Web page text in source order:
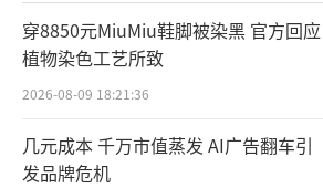
穿8850元MiuMiu鞋脚被染黑 官方回应
植物染色工艺所致
2026-08-09 18:21:36
几元成本 千万市值蒸发 AI广告翻车引
发品牌危机